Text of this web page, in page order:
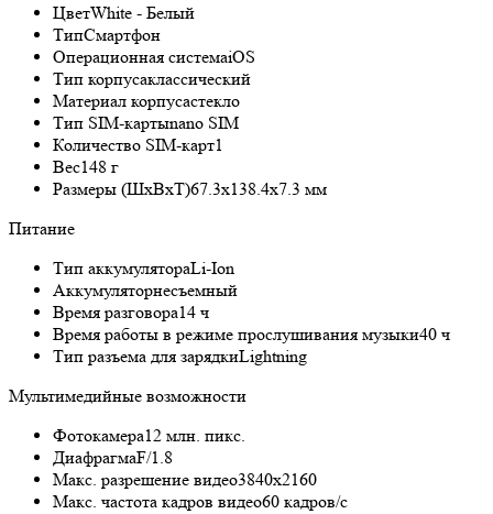
ЦветWhite - Белый
ТипСмартфон
Операционная системаiOS
Тип корпусаклассический
Материал корпусастекло
Тип SIM-картыnano SIM
Количество SIM-карт1
Вес148 г
Размеры (ШxВxТ)67.3x138.4x7.3 мм
Питание
Тип аккумулятораLi-Ion
Аккумуляторнесъемный
Время разговора14 ч
Время работы в режиме прослушивания музыки40 ч
Тип разъема для зарядкиLightning
Мультимедийные возможности
Фотокамера12 млн. пикс.
ДиафрагмаF/1.8
Макс. разрешение видео3840x2160
Макс. частота кадров видео60 кадров/с